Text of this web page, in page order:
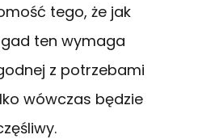
tego, że jak
gad ten wymaga
z potrzebami
wówczas będzie